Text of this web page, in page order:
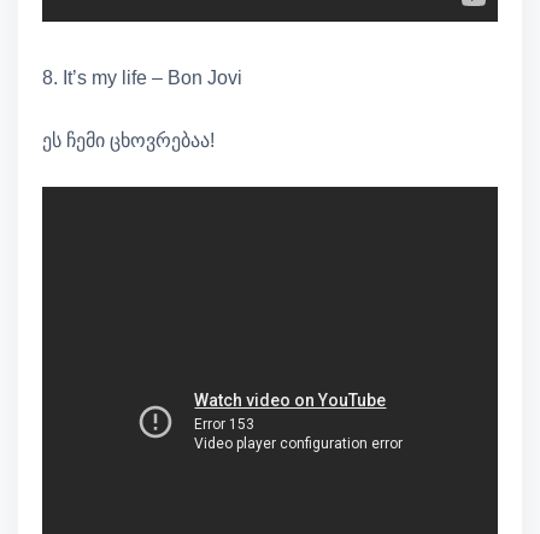
8. It’s my life – Bon Jovi
ეს ჩემი ცხოვრებაა!